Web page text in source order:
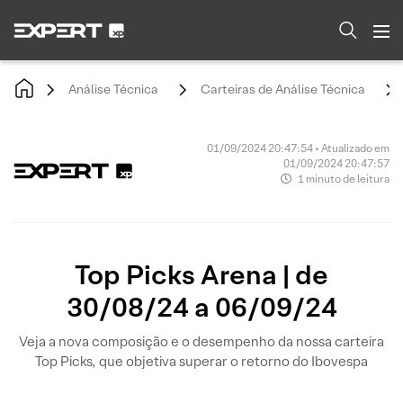
Análise Técnica Carteiras de Análise Técnica
01/09/2024 20:47:54 • Atualizado em
01/09/2024 20:47:57
1 minuto de leitura
Top Picks Arena | de
30/08/24 a 06/09/24
Veja a nova composição e o desempenho da nossa carteira
Top Picks, que objetiva superar o retorno do Ibovespa